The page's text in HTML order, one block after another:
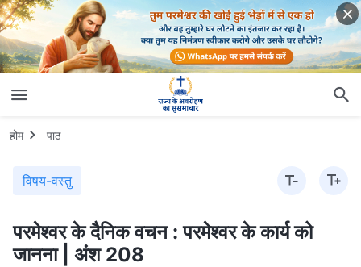
होम पाठ
विषय-वस्तु
परमेश्वर के दैनिक वचन : परमेश्वर के कार्य को
जानना | अंश 208